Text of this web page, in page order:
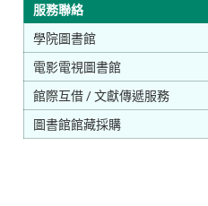
服務聯絡
學院圖書館
電影電視圖書館
館際互借 / 文獻傳遞服務
圖書館館藏採購